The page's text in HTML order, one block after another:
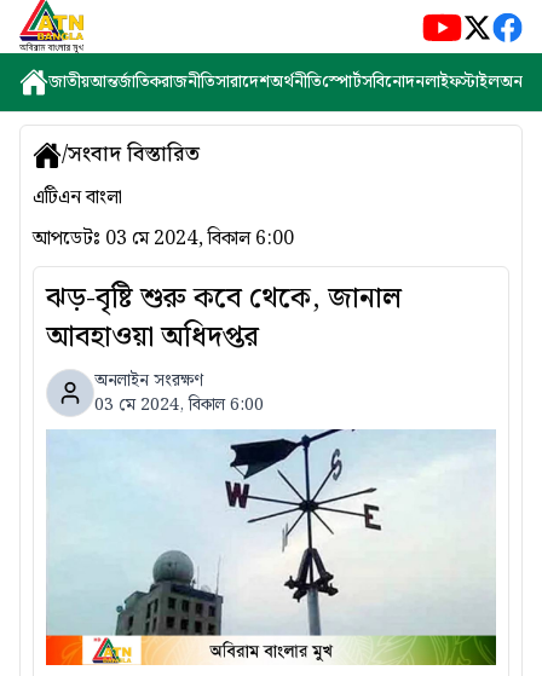
জাতীয়আন্তর্জাতিকরাজনীতিসারাদেশঅর্থনীতিস্পোর্টসবিনোদনলাইফস্টাইল
/সংবাদ বিস্তারিত
এটিএন বাংলা
আপডেটঃ 03 মে 2024, বিকাল 6:00
ঝড়-বৃষ্টি শুরু কবে থেকে, জানাল
আবহাওয়া অধিদপ্তর
অনলাইন সংরক্ষণ
03 মে 2024, বিকাল 6:00